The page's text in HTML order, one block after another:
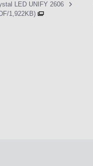
LED UNIFY 2606
1,922KB)